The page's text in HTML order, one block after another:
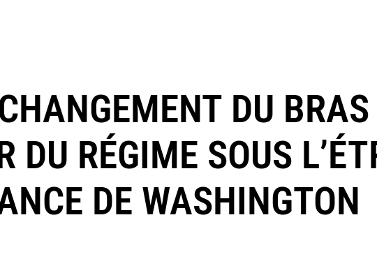
DU BRAS
DU RÉGIME SOUS
DE WASHINGTON